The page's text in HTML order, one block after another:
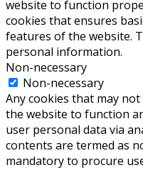
website to function
cookies that ensures
features of the website.
personal information.
Non-necessary
Non-necessary
Any cookies that may
the website to function
user personal data via
contents are termed as
mandatory to procure